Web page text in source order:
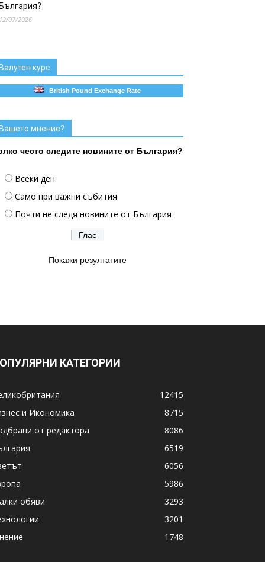
07/2026
курс
British Pound Exchange Rate
мнение?
често следите новините от България?
Всеки ден
Само при важни събития
Почти не следя новините от България
Покажи резултатите
КАТЕГОРИИ
12415
и Икономика
8715
от редактора
8086
6519
6056
5986
обяви
3293
3201
1748